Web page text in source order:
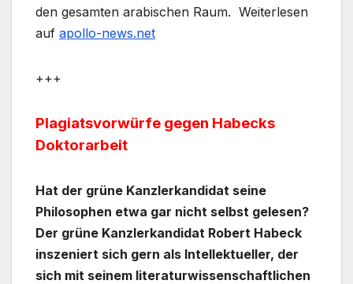
den gesamten arabischen Raum. Weiterlesen
auf apollo-news.net
+++
Plagiatsvorwürfe gegen Habecks
Doktorarbeit
Hat der grüne Kanzlerkandidat seine
Philosophen etwa gar nicht selbst gelesen?
Der grüne Kanzlerkandidat Robert Habeck
inszeniert sich gern als Intellektueller, der
sich mit seinem literaturwissenschaftlichen